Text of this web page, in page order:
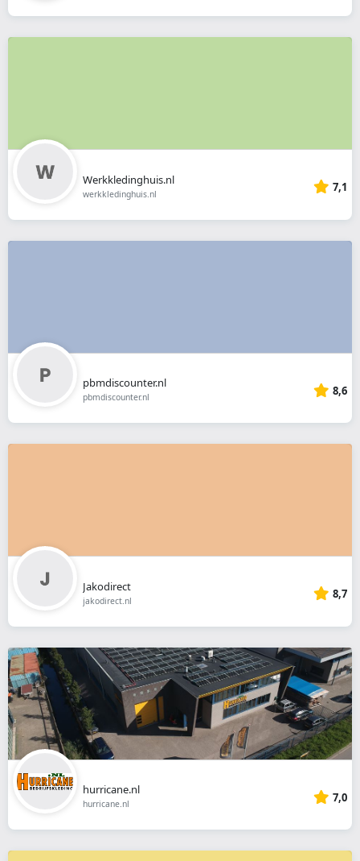
Werkkledinghuis.nl
werkkledinghuis.nl 7,1
pbmdiscounter.nl
pbmdiscounter.nl 8,6
Jakodirect
jakodirect.nl 8,7
hurricane.nl
hurricane.nl 7,0